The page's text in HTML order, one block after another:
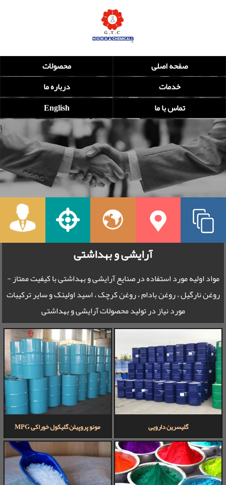
صفحه اصلی
محصولات
خدمات
درباره ما
تماس با ما
English
آرایشی و بهداشتی
مواد اولیه مورد استفاده در صنایع آرایشی و بهداشتی با کیفیت ممتاز -
روغن نارگیل ، روغن بادام ، روغن کرچک ، اسید اولیئک و سایر ترکیبات
مورد نیاز در تولید محصولات آرایشی و بهداشتی
گلیسرین دارویی مونو پروپیلن گلیکول خوراکی MPG